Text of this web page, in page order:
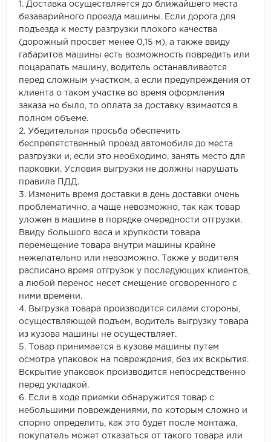
1. Доставка осуществляется до ближайшего места
безаварийного проезда машины. Если дорога для
подъезда к месту разгрузки плохого качества
(дорожный просвет менее 0,15 м), а также ввиду
габаритов машины есть возможность повредить или
поцарапать машину, водитель останавливается
перед сложным участком, а если предупреждения от
клиента о таком участке во время оформления
заказа не было, то оплата за доставку взимается в
полном объеме.
2. Убедительная просьба обеспечить
беспрепятственный проезд автомобиля до места
разгрузки и, если это необходимо, занять место для
парковки. Условия выгрузки не должны нарушать
правила ПДД.
3. Изменить время доставки в день доставки очень
проблематично, а чаще невозможно, так как товар
уложен в машине в порядке очередности отгрузки.
Ввиду большого веса и хрупкости товара
перемещение товара внутри машины крайне
нежелательно или невозможно. Также у водителя
расписано время отгрузок у последующих клиентов,
а любой перенос несет смещение оговоренного с
ними времени.
4. Выгрузка товара производится силами стороны,
осуществляющей подъем, водитель выгрузку товара
из кузова машины не осуществляет.
5. Товар принимается в кузове машины путем
осмотра упаковок на повреждения, без их вскрытия.
Вскрытие упаковок производится непосредственно
перед укладкой.
6. Если в ходе приемки обнаружится товар с
небольшими повреждениями, по которым сложно и
спорно определить, как это будет после монтажа,
покупатель может отказаться от такого товара или